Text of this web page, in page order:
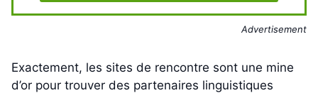
Advertisement
Exactement, les sites de rencontre sont une mine
d’or pour trouver des partenaires linguistiques